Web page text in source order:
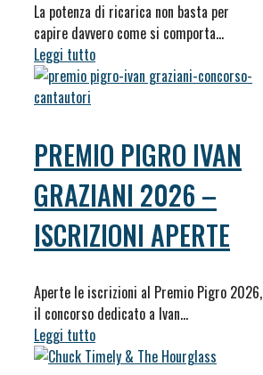
La potenza di ricarica non basta per
capire davvero come si comporta…
Leggi tutto
PREMIO PIGRO IVAN
GRAZIANI 2026 –
ISCRIZIONI APERTE
Aperte le iscrizioni al Premio Pigro 2026,
il concorso dedicato a Ivan…
Leggi tutto